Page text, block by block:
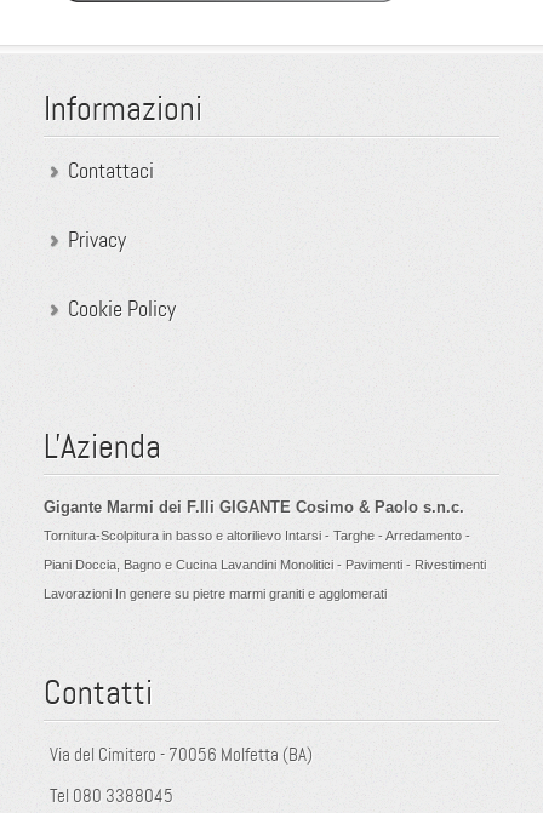
Informazioni
Contattaci
Privacy
Cookie Policy
L'Azienda
Gigante Marmi dei F.lli GIGANTE Cosimo & Paolo s.n.c.
Tornitura-Scolpitura in basso e altorilievo Intarsi - Targhe - Arredamento -
Piani Doccia, Bagno e Cucina Lavandini Monolitici - Pavimenti - Rivestimenti
Lavorazioni In genere su pietre marmi graniti e agglomerati
Contatti
Via del Cimitero - 70056 Molfetta (BA)
Tel 080 3388045